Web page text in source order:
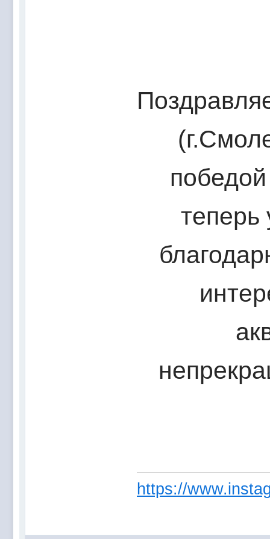
https://